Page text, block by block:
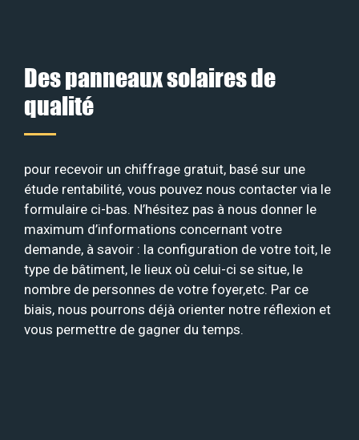
Des panneaux solaires de
qualité
pour recevoir un chiffrage gratuit, basé sur une
étude rentabilité, vous pouvez nous contacter via le
formulaire ci-bas. N’hésitez pas à nous donner le
maximum d’informations concernant votre
demande, à savoir : la configuration de votre toit, le
type de bâtiment, le lieux où celui-ci se situe, le
nombre de personnes de votre foyer,etc. Par ce
biais, nous pourrons déjà orienter notre réflexion et
vous permettre de gagner du temps.